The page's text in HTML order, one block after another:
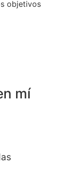
objetivos
mí